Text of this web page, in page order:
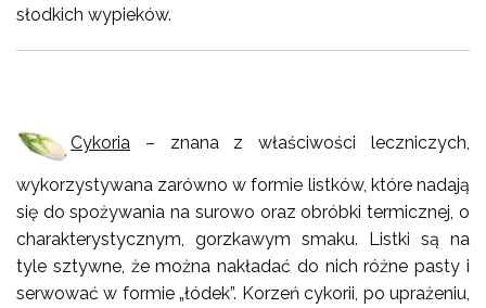
słodkich wypieków.
Cykoria – znana z właściwości leczniczych,
wykorzystywana zarówno w formie listków, które nadają
się do spożywania na surowo oraz obróbki termicznej, o
charakterystycznym, gorzkawym smaku. Listki są na
tyle sztywne, że można nakładać do nich różne pasty i
serwować w formie „łódek”. Korzeń cykorii, po uprażeniu,